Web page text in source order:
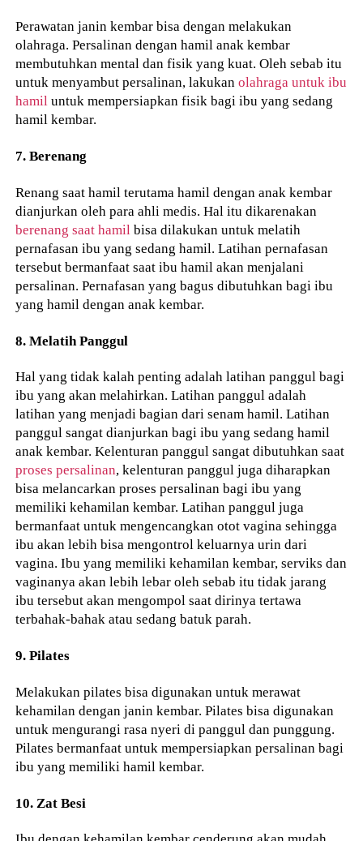
Perawatan janin kembar bisa dengan melakukan
olahraga. Persalinan dengan hamil anak kembar
membutuhkan mental dan fisik yang kuat. Oleh sebab itu
untuk menyambut persalinan, lakukanolahraga untuk ibu
hamil untuk mempersiapkan fisik bagi ibu yang sedang
hamil kembar.
7. Berenang
Renang saat hamil terutama hamil dengan anak kembar
dianjurkan oleh para ahli medis. Hal itu dikarenakan
berenang saat hamil bisa dilakukan untuk melatih
pernafasan ibu yang sedang hamil. Latihan pernafasan
tersebut bermanfaat saat ibu hamil akan menjalani
persalinan. Pernafasan yang bagus dibutuhkan bagi ibu
yang hamil dengan anak kembar.
8. Melatih Panggul
Hal yang tidak kalah penting adalah latihan panggul bagi
ibu yang akan melahirkan. Latihan panggul adalah
latihan yang menjadi bagian dari senam hamil. Latihan
panggul sangat dianjurkan bagi ibu yang sedang hamil
anak kembar. Kelenturan panggul sangat dibutuhkan saat
proses persalinan, kelenturan panggul juga diharapkan
bisa melancarkan proses persalinan bagi ibu yang
memiliki kehamilan kembar. Latihan panggul juga
bermanfaat untuk mengencangkan otot vagina sehingga
ibu akan lebih bisa mengontrol keluarnya urin dari
vagina. Ibu yang memiliki kehamilan kembar, serviks dan
vaginanya akan lebih lebar oleh sebab itu tidak jarang
ibu tersebut akan mengompol saat dirinya tertawa
terbahak-bahak atau sedang batuk parah.
9. Pilates
Melakukan pilates bisa digunakan untuk merawat
kehamilan dengan janin kembar. Pilates bisa digunakan
untuk mengurangi rasa nyeri di panggul dan punggung.
Pilates bermanfaat untuk mempersiapkan persalinan bagi
ibu yang memiliki hamil kembar.
10. Zat Besi